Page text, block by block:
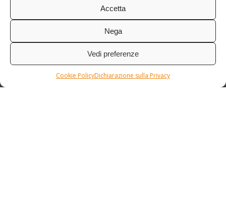
Accetta
Nega
Vedi preferenze
Cookie PolicyDichiarazione sulla Privacy